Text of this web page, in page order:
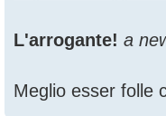
L'arrogante! a
Meglio esser folle